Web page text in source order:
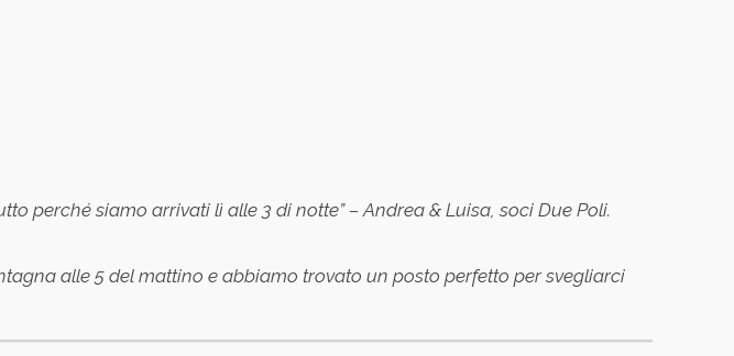
perché siamo arrivati lì alle 3 di notte” – Andrea & Luisa, soci Due Poli.
alle 5 del mattino e abbiamo trovato un posto perfetto per svegliarci